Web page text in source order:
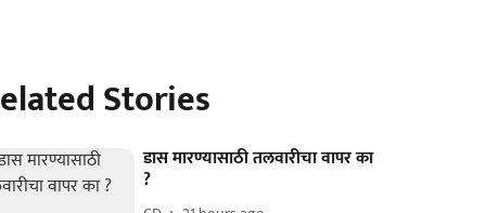
Stories
डास मारण्यासाठी तलवारीचा वापर का
?